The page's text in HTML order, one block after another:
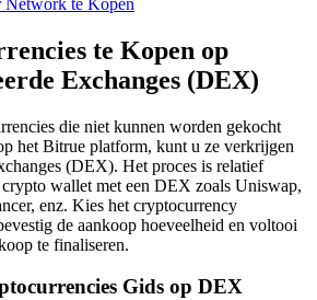
traders
te Kopen op
Exchanges (DEX)
die niet kunnen worden gekocht
het Bitrue platform, kunt u ze verkrijgen
(DEX). Het proces is relatief
wallet met een DEX zoals Uniswap,
enz. Kies het cryptocurrency
de aankoop hoeveelheid en voltooi
te finaliseren.
Gids op DEX